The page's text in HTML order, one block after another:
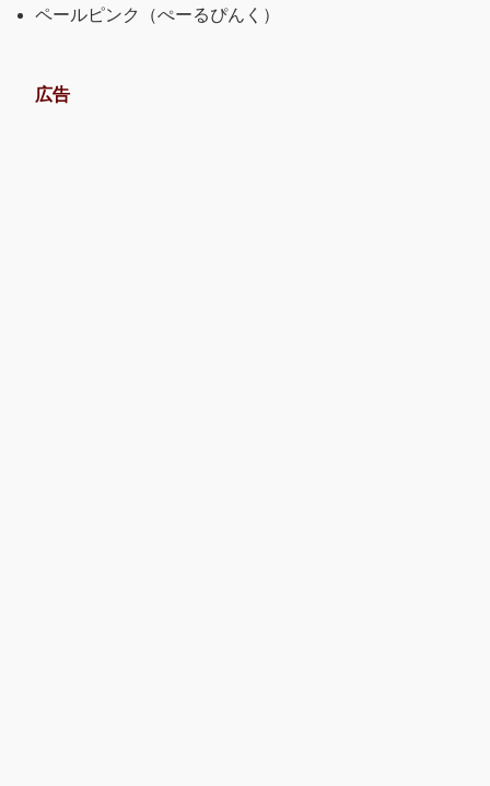
ペールピンク（ぺーるぴんく）
広告